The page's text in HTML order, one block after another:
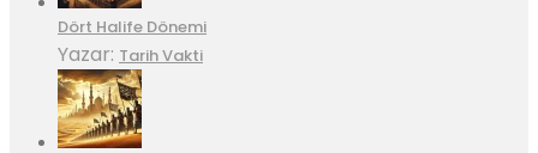
Dört Halife Dönemi
Yazar: Tarih Vakti